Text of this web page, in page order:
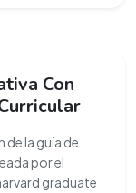
Con
de la guía de
por el
graduate